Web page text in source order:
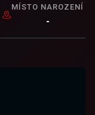
MÍSTO NAROZENÍ
-